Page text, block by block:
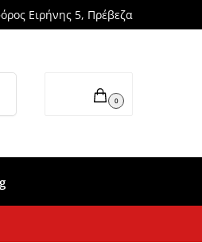
Ειρήνης 5, Πρέβεζα
0